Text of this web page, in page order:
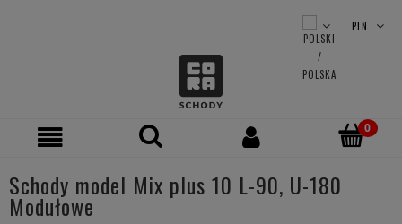
Schody model Mix plus 10 L-90, U-180
Modułowe